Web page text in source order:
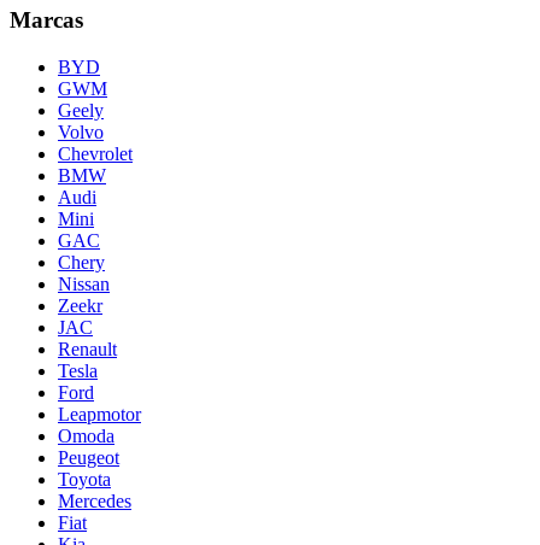
Marcas
BYD
GWM
Geely
Volvo
Chevrolet
BMW
Audi
Mini
GAC
Chery
Nissan
Zeekr
JAC
Renault
Tesla
Ford
Leapmotor
Omoda
Peugeot
Toyota
Mercedes
Fiat